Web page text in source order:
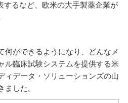
するなど、欧米の大手製薬企業が
何ができるようになり、どんなメ
ル臨床試験システムを提供する米
ィデータ・ソリューションズの山
した。